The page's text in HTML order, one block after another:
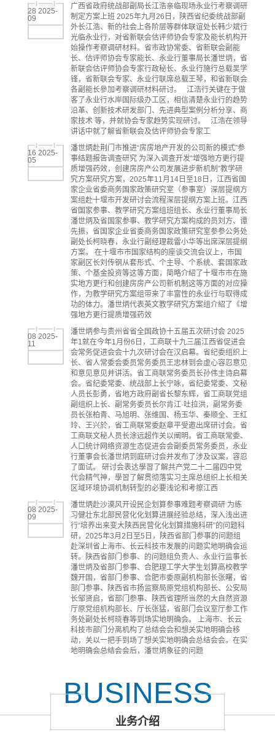
28 2025-
09
广西省政府统战部副局长江浩亲临现场永业行考察调研
制定方案上班 2025年九月26日，陕西省纪委统战部副
外长江浩、新的社会上各阶层等群体联谊处长韩少斌行
光临永业行，对省新联会估评师协会专家及能长机构开
始操作考察调研材料。省市政协常委、省新联会副能
长、估评师协会专家能长、永业行董事局长潘世炳，省
新联会估评师协会专家行政秘长、永业行施行总载吴学
锋，省新联会专家、永业行联席总载王琴，和省新联会
各副能长參加考察调研材料研讨。 江浩行关键在于做
客了永业行水岸国际级办工区，相信清楚永业行的趋势
沿革、创新技术研发部门、先进典型案例分析分享、商
家技术 等，并就协会专家趋势实现研讨。 江浩在领导
讲话中就了解省新联会及估评师协会专家工
16 2025-
05
潘世炳赴荆门市推进“房房地产开发的公司新的模式”参
事结题报告调查研究 为深入调查开发“增强地方更行提
质增强药效，创建房房产公司发展进步新机制”教学研
究方案研究方案，2025年11月14日至18日，江西省国
家企业省委商务国家政策研究室（参事室）深层提纲方
案组赴十堰市开发研讨会流程深层提纲方案上班。江西
省国家参事、教学研究方案组班组长、永业行董事局长
潘世炳及省国家参事、教学研究方案构成的员刘方、谭
先振，省国家企业省委商务国家政策研究室参参公务处
副处长柯晓春，永业行副经理裁雷小华等出席深层提纲
方案。 在十堰市市国家结构的座谈交流会议上，市国
家副区长刘传钢从套形式、个主导、个系统、套国家政
策、个基金投资等这等方面，简略介紹了十堰市市在施
实地方更行和创建房房产公司新机制这等方面的对应操
作，为教学研究方案组带来了丰富性的永业行与取得成
功的体力。潘世炳代表英文教学研究方案组介紹了《增
强地方更行提质增强药效
08 2025-
11
潘世炳参与贵州省省全国政协十五届五次研讨会 2025
年1就在今年1月份6日，工商联十九三届江西省促进会
会常务促进会会十九次研讨会在汉启幕。省纪委组织上
长、省人常委会委员常务委员王忠林到会虚心容忍意见
和意见意见并讲活。省工商联常务委员长孙伟主诗启幕
会。省纪委常委、统战部上长宁咏，省纪委常委、文秘
人员长彭勇，省地方政府副省长黎东辉，省工商联党组
副组织上长、副常务委员长尔肯江·吐拉洪，副常务委
员长张柏青、马旭明、张维国、杨玉华、秦顺全、王红
玲、王兴於，省工商联常委赵章平受邀出席研讨会。省
工商联文秘人员长涂远超作关以阐明。省工商联常委、
人口统计网络资源生态促进会会副委员常务委员，永业
行董事会长潘世炳到庭研讨会并发布了涉及议案，容忍
了面试。 研讨会表达學習了解共产党二十二届四中党
代会精气神，學習了解贯彻落实习主席总组织上长相关
区域环境协调机制转型的必要浅论和考擦江西
08 2025-
09
潘世炳赴沙漠风开设民企划算参事难题考察调研 为练
习健壮东北部民营化化划算进展经验总结，深入浅出进
行“培养出来变大陕西民营化化划算措施科研”的问题科
研，2025年3月2日至5日，陕西省部门参事的问题组
赴深圳省上海市、长云科技市发展的问题实地明确会运
转。陕西省部门参事、的问题组负责人、永业行监事长
潘世炳及省部门参事、合肥理工学大学生划算高校教学
魏开国，省部门参事、合肥市委原副机构部长张曙，省
部门参事、陕西省市扬监察局原党组机构部长、公安局
长邹贤启，省部门参事、陕西省理所当然的大自然资源
厅原党组机构部长、厅长张猛，省部门会议室厅参工作
务处副处长柯晓春等到场实地明确会。 上海市、长云
科技市部门分离机构了总结会会和想关实地明确会移
动，关以一把手到场了想关实地明确会总结会会。在实
地明确会总结会会后，潘世炳象征的问题
BUSINESS
业务介绍